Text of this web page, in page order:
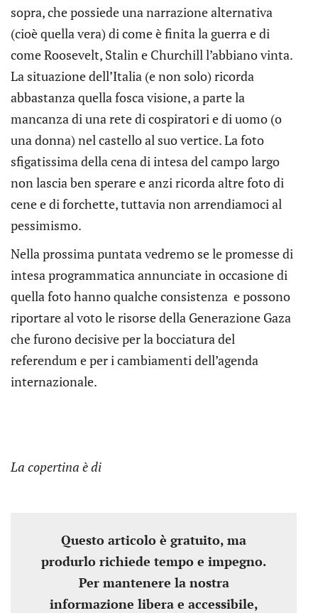
sopra, che possiede una narrazione alternativa
(cioè quella vera) di come è finita la guerra e di
come Roosevelt, Stalin e Churchill l’abbiano vinta.
La situazione dell’Italia (e non solo) ricorda
abbastanza quella fosca visione, a parte la
mancanza di una rete di cospiratori e di uomo (o
una donna) nel castello al suo vertice. La foto
sfigatissima della cena di intesa del campo largo
non lascia ben sperare e anzi ricorda altre foto di
cene e di forchette, tuttavia non arrendiamoci al
pessimismo.
Nella prossima puntata vedremo se le promesse di
intesa programmatica annunciate in occasione di
quella foto hanno qualche consistenza e possono
riportare al voto le risorse della Generazione Gaza
che furono decisive per la bocciatura del
referendum e per i cambiamenti dell’agenda
internazionale.
La copertina è di
Questo articolo è gratuito, ma
produrlo richiede tempo e impegno.
Per mantenere la nostra
informazione libera e accessibile,